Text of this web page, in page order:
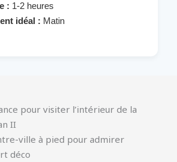
: 1-2 heures
idéal : Matin
pour visiter l’intérieur de la
II
ville à pied pour admirer
déco